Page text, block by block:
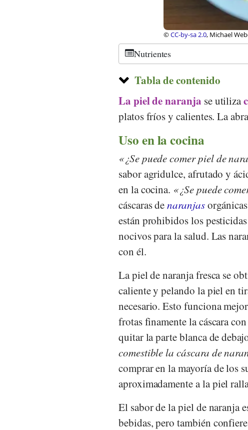
©CC-by-sa 3.0, Dvortygirl,
Nutrientes
Tabla de contenido
La piel de naranja se utiliza
platos fríos y calientes. La
Uso en la cocina
¿Se puede comer piel de
sabor agridulce, afrutado y
en la cocina.
¿Se puede
cáscaras denaranjas
están prohibidos los
nocivos para la salud. Las
con él.
La piel de naranja fresca se
caliente y pelando la piel en
necesario. Esto funciona
frotas finamente la cáscara
quitar la parte blanca de
comestible la cáscara de
comprar en la mayoría de los
aproximadamente a la piel
El sabor de la piel de naranja
bebidas, pero también